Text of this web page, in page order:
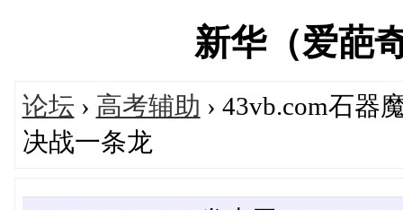
新华（爱葩
论坛 › 高考辅助 › 43vb.com石器
决战一条龙